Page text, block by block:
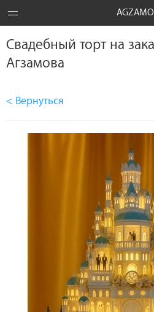
Свадебный торт на
Агзамова
< Вернуться